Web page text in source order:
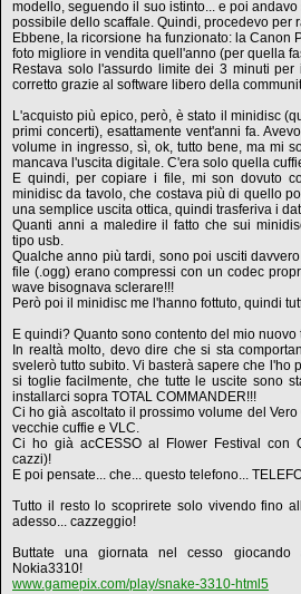
modello, seguendo il suo istinto... e poi
possibile dello scaffale. Quindi, procedevo per
Ebbene, la ricorsione ha funzionato: la Canon
foto migliore in vendita quell'anno (per quella
Restava solo l'assurdo limite dei 3 minuti
corretto grazie al software libero della
L'acquisto più epico, però, è stato il minidisc
primi concerti), esattamente vent'anni fa.
volume in ingresso, sì, ok, tutto bene, ma mi
mancava l'uscita digitale. C'era solo quella
E quindi, per copiare i file, mi son dovuto
minidisc da tavolo, che costava più di quello
una semplice uscita ottica, quindi trasferiva i
Quanti anni a maledire il fatto che sui
tipo usb.
Qualche anno più tardi, sono poi usciti
file (.ogg) erano compressi con un codec
wave bisognava sclerare!!!
Però poi il minidisc me l'hanno fottuto, quindi
E quindi? Quanto sono contento del mio nuovo
In realtà molto, devo dire che si sta
svelerò tutto subito. Vi basterà sapere che l'ho
si toglie facilmente, che tutte le uscite sono
installarci sopra TOTAL COMMANDER!!!
Ci ho già ascoltato il prossimo volume del
vecchie cuffie e VLC.
Ci ho già acCESSO al Flower Festival con
cazzi)!
E poi pensate... che... questo telefono...
Tutto il resto lo scoprirete solo vivendo fino
adesso... cazzeggio!
Buttate una giornata nel cesso
Nokia3310!
www.gamepix.com/play/snake-3310-html5